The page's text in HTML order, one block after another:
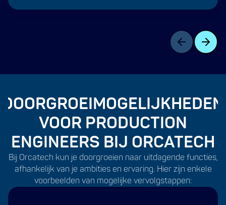
DOORGROEIMOGELIJKHEDEN
VOOR PRODUCTION
ENGINEERS BIJ ORCATECH
Bij Orcatech kun je doorgroeien naar uitdagende functies,
afhankelijk van je ambities en ervaring. Hier zijn enkele
voorbeelden van mogelijke vervolgstappen: